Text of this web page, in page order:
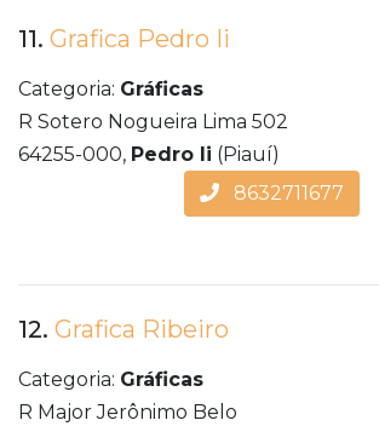
11. Grafica Pedro Ii
Categoria: Gráficas
R Sotero Nogueira Lima 502
64255-000, Pedro Ii (Piauí)
8632711677
12. Grafica Ribeiro
Categoria: Gráficas
R Major Jerônimo Belo